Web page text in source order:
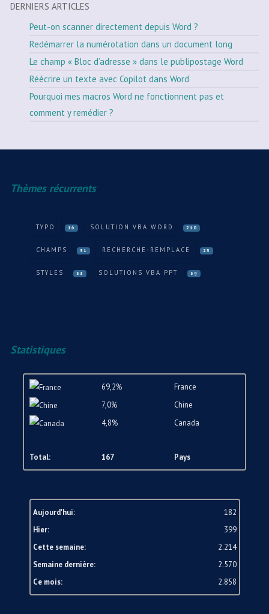
DERNIERS ARTICLES
Peut-on scanner directement depuis Word ?
Redémarrer la numérotation dans un document long
Le champ « Bloc d’adresse » dans le publipostage Word
Réécrire un texte avec Copilot dans Word
Pourquoi mes macros Word ne fonctionnent pas et
comment y remédier ?
Thèmes récurrents
TYPO 16 SOLUTION VBA WORD 210
CHAMPS 31 RECHERCHE-REMPLACE 25
STYLES 33 SOLUTIONS VBA PPT 39
Statistiques
69,2%
France
7,0%
Chine
4,8%
Canada
Total: 167 Pays
Aujourd'hui:
182
Hier:
399
Cette semaine:
2.214
Semaine dernière:
2.570
Ce mois:
2.858